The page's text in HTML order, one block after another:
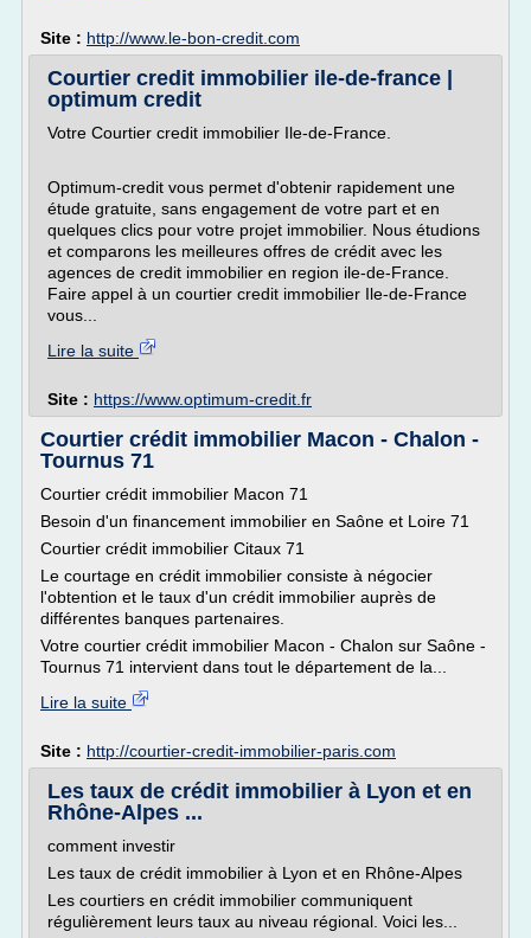
Site : http://www.le-bon-credit.com
Courtier credit immobilier ile-de-france |
optimum credit
Votre Courtier credit immobilier Ile-de-France.
Optimum-credit vous permet d'obtenir rapidement une
étude gratuite, sans engagement de votre part et en
quelques clics pour votre projet immobilier. Nous étudions
et comparons les meilleures offres de crédit avec les
agences de credit immobilier en region ile-de-France.
Faire appel à un courtier credit immobilier Ile-de-France
vous...
Lire la suite
Site : https://www.optimum-credit.fr
Courtier crédit immobilier Macon - Chalon -
Tournus 71
Courtier crédit immobilier Macon 71
Besoin d'un financement immobilier en Saône et Loire 71
Courtier crédit immobilier Citaux 71
Le courtage en crédit immobilier consiste à négocier
l'obtention et le taux d'un crédit immobilier auprès de
différentes banques partenaires.
Votre courtier crédit immobilier Macon - Chalon sur Saône -
Tournus 71 intervient dans tout le département de la...
Lire la suite
Site : http://courtier-credit-immobilier-paris.com
Les taux de crédit immobilier à Lyon et en
Rhône-Alpes ...
comment investir
Les taux de crédit immobilier à Lyon et en Rhône-Alpes
Les courtiers en crédit immobilier communiquent
régulièrement leurs taux au niveau régional. Voici les...